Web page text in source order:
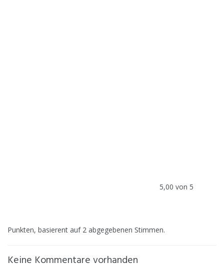
5,00 von 5
Punkten, basierent auf 2 abgegebenen Stimmen.
Keine Kommentare vorhanden